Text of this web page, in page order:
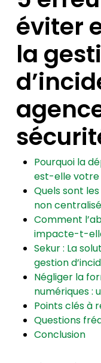
éviter
la
Pourquoi la
est-elle votre
Quels sont
non
Comment
impacte-t-
Sekur : La
gestion
Négliger la
numériques :
Points clés à
Questions
Conclusion